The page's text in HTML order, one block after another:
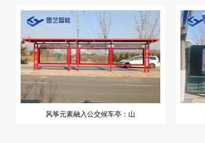
风筝元素融入公交候车亭：山